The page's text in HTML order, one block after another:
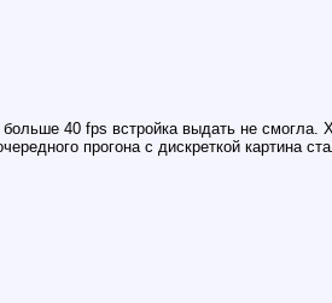
40 fps встройка выдать не
прогона с дискреткой картина